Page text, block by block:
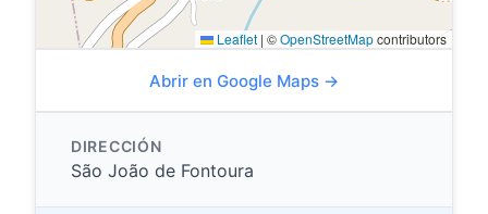
Leaflet | ©OpenStreetMapcontributors
Abrir en Google Maps →
DIRECCIÓN
São João de Fontoura